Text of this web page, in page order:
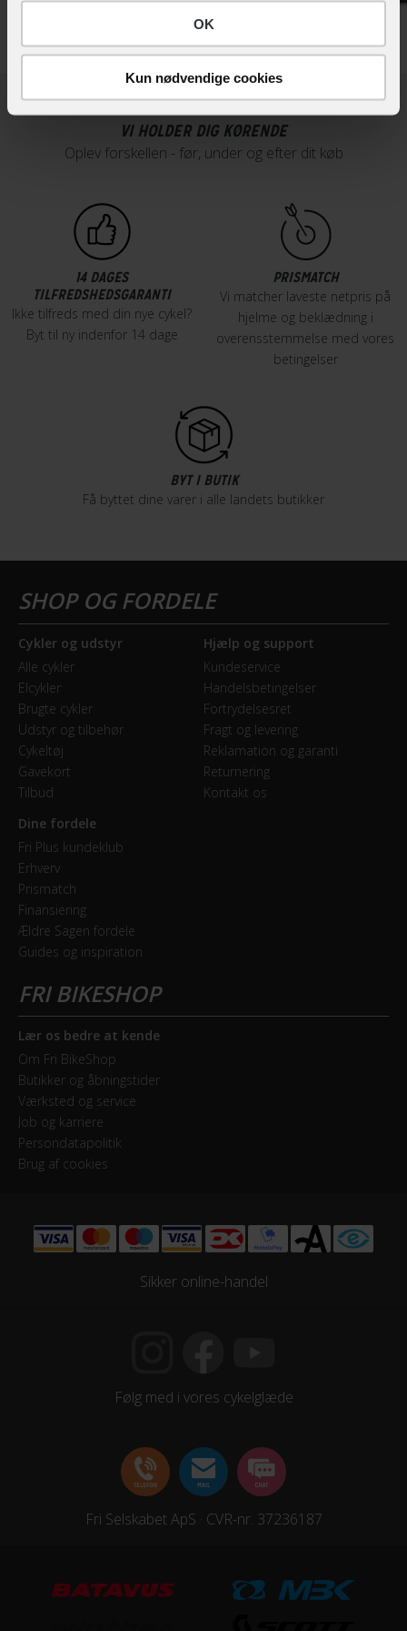
OK
Kun nødvendige cookies
VI HOLDER DIG KØRENDE
Oplev forskellen - før, under og efter dit køb
14 DAGES
TILFREDSHEDSGARANTI
Ikke tilfreds med din nye cykel?
Byt til ny indenfor 14 dage
PRISMATCH
Vi matcher laveste netpris på
hjelme og beklædning i
overensstemmelse med vores
betingelser
BYT I BUTIK
Få byttet dine varer i alle landets butikker
Cykler og udstyr
Alle cykler
Elcykler
Brugte cykler
Udstyr og tilbehør
Cykeltøj
Gavekort
Tilbud
Hjælp og support
Kundeservice
Handelsbetingelser
Fortrydelsesret
Fragt og levering
Reklamation og garanti
Returnering
Kontakt os
Dine fordele
Fri Plus kundeklub
Erhverv
Prismatch
Finansiering
Ældre Sagen fordele
Guides og inspiration
Lær os bedre at kende
Om Fri BikeShop
Butikker og åbningstider
Værksted og service
Job og karriere
Persondatapolitik
Brug af cookies
Sikker online-handel
Følg med i vores cykelglæde
Fri Selskabet ApS · CVR-nr. 37236187